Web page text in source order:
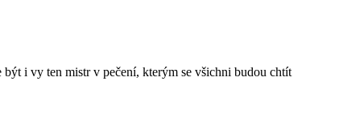
i vy ​ten ⁢mistr v pečení, kterým‍ se ⁤všichni‍ budou ‌chtít